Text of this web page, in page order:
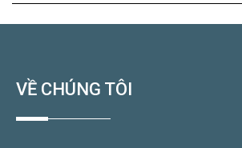
VỀ CHÚNG TÔI